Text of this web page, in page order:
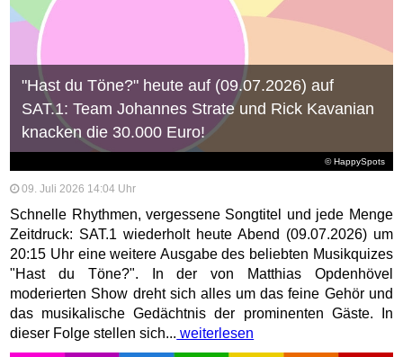
© HappySpots
"Hast du Töne?" heute auf (09.07.2026) auf
SAT.1: Team Johannes Strate und Rick Kavanian
knacken die 30.000 Euro!
09. Juli 2026 14:04 Uhr
Schnelle Rhythmen, vergessene Songtitel und jede Menge
Zeitdruck: SAT.1 wiederholt heute Abend (09.07.2026) um
20:15 Uhr eine weitere Ausgabe des beliebten Musikquizes
"Hast du Töne?". In der von Matthias Opdenhövel
moderierten Show dreht sich alles um das feine Gehör und
das musikalische Gedächtnis der prominenten Gäste. In
dieser Folge stellen sich... weiterlesen